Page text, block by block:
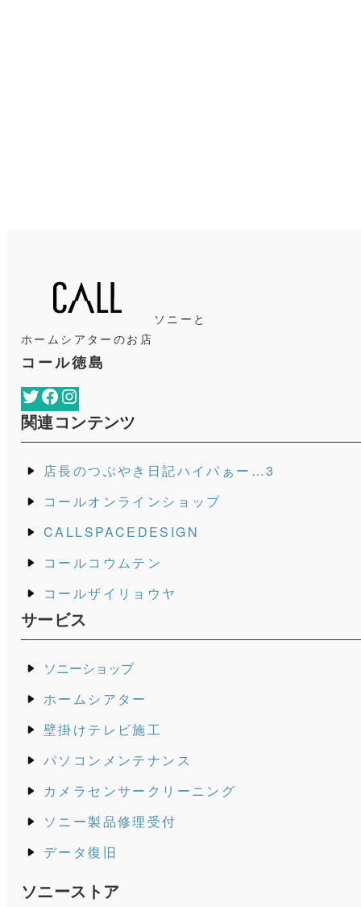
ソニーと
ホームシアターのお店
コール徳島
TwitterFacebook
関連コンテンツ
店長のつぶやき日記ハイパぁー…3
コールオンラインショップ
CALLSPACEDESIGN
コールコウムテン
コールザイリョウヤ
サービス
ソニーショップ
ホームシアター
壁掛けテレビ施工
パソコンメンテナンス
カメラセンサークリーニング
ソニー製品修理受付
データ復旧
ソニーストア